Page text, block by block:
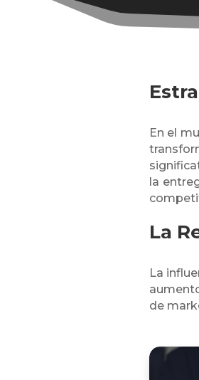
En el
la
La
La
de